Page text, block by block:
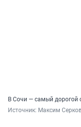
В Сочи — самый дорогой
Источник: Максим